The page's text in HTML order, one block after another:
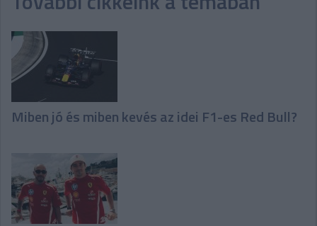
Miben jó és miben kevés az idei F1-es Red Bull?